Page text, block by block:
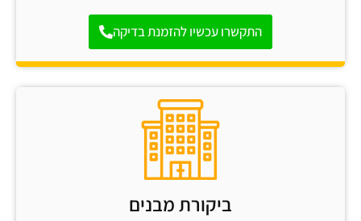
התקשרו עכשיו להזמנת בדיקה
ביקורת מבנים